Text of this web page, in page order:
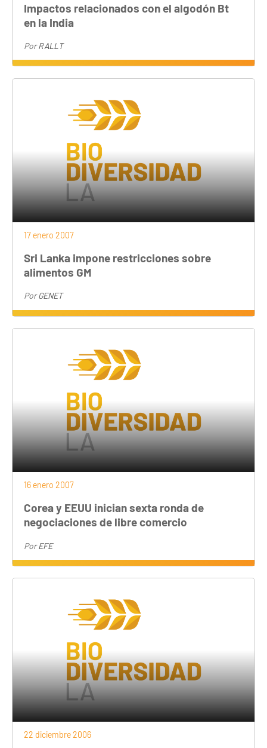
Impactos relacionados con el algodón Bt
en la India
PorRALLT
17 enero 2007
Sri Lanka impone restricciones sobre
alimentos GM
PorGENET
16 enero 2007
Corea y EEUU inician sexta ronda de
negociaciones de libre comercio
PorEFE
22 diciembre 2006